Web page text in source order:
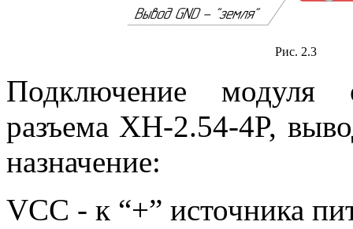
Рис. 2.3
Подключение модуля
разъема XH-2.54-4P,
назначение:
VCC - к “+” источника